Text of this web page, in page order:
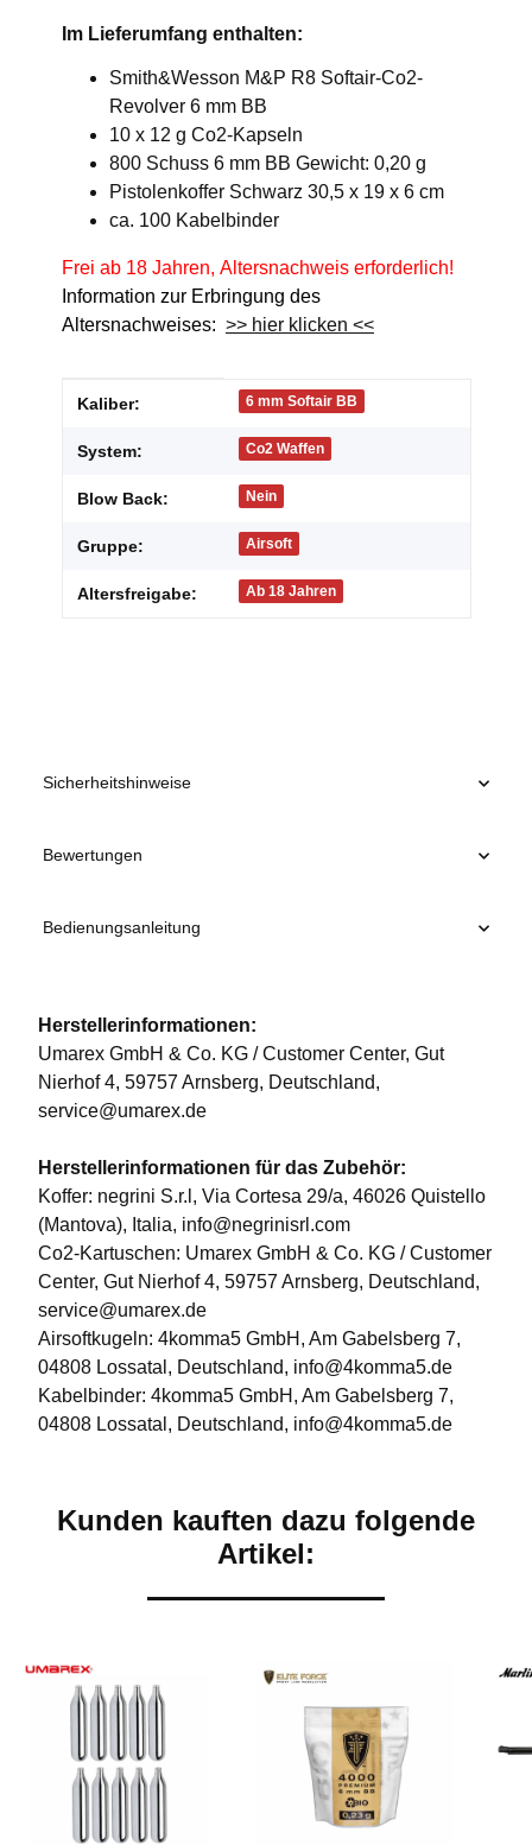
Im Lieferumfang enthalten:
Smith&Wesson M&P R8 Softair-Co2-
Revolver 6 mm BB
10 x 12 g Co2-Kapseln
800 Schuss 6 mm BB Gewicht: 0,20 g
Pistolenkoffer Schwarz 30,5 x 19 x 6 cm
ca. 100 Kabelbinder
Frei ab 18 Jahren, Altersnachweis erforderlich!
Information zur Erbringung des
Altersnachweises: >> hier klicken <<
Produkteigenschaft
Wert
Kaliber: 6 mm Softair BB
System: Co2 Waffen
Blow Back: Nein
Gruppe: Airsoft
Altersfreigabe: Ab 18 Jahren
Sicherheitshinweise
Bewertungen
Bedienungsanleitung
Herstellerinformationen:
Umarex GmbH & Co. KG / Customer Center, Gut
Nierhof 4, 59757 Arnsberg, Deutschland,
service@umarex.de
Herstellerinformationen für das Zubehör:
Koffer: negrini S.r.l, Via Cortesa 29/a, 46026 Quistello
(Mantova), Italia, info@negrinisrl.com
Co2-Kartuschen: Umarex GmbH & Co. KG / Customer
Center, Gut Nierhof 4, 59757 Arnsberg, Deutschland,
service@umarex.de
Airsoftkugeln: 4komma5 GmbH, Am Gabelsberg 7,
04808 Lossatal, Deutschland, info@4komma5.de
Kabelbinder: 4komma5 GmbH, Am Gabelsberg 7,
04808 Lossatal, Deutschland, info@4komma5.de
Kunden kauften dazu folgende
Artikel: